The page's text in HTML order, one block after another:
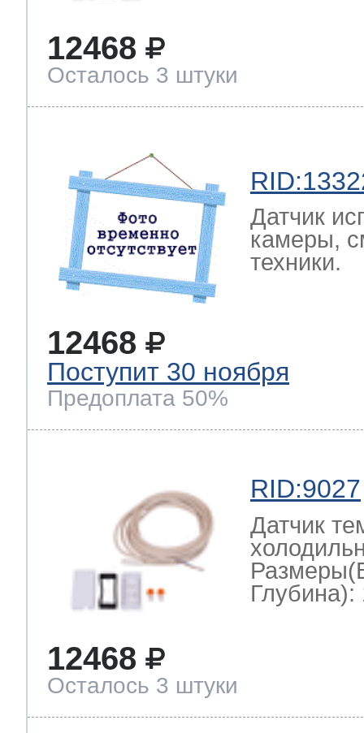
12468
Осталось 3 штуки
Датчик
камеры,
техники.
12468
Поступит 30 ноября
Предоплата 50%
RID:9027
Датчик
Глубина):
12468
Осталось 3 штуки